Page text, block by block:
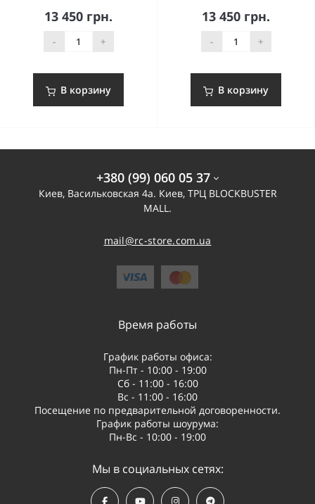
13 450 грн.
- +
В корзину
13 450 грн.
- +
В корзину
+380 (99) 060 05 37
Киев, Васильковская 4а. Киев, ТРЦ BLOCKBUSTER
MALL.
mail@rc-store.com.ua
Время работы
График работы офиса:
Пн-Пт - 10:00 - 19:00
Сб - 11:00 - 16:00
Вс - 11:00 - 16:00
Посещение по предварительной договоренности.
График работы шоурума:
Пн-Вс - 10:00 - 19:00
Мы в социальных сетях: